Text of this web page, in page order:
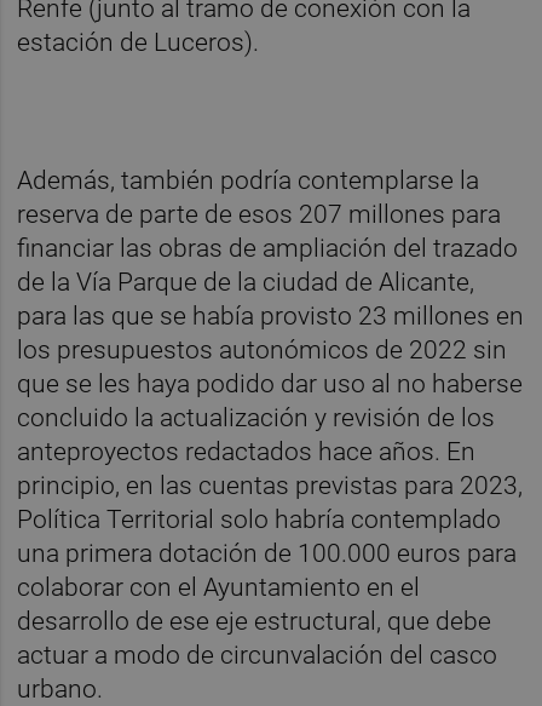
Renfe (junto al tramo de conexión con la
estación de Luceros).
Además, también podría contemplarse la
reserva de parte de esos 207 millones para
financiar las obras de ampliación del trazado
de la Vía Parque de la ciudad de Alicante,
para las que se había provisto 23 millones en
los presupuestos autonómicos de 2022 sin
que se les haya podido dar uso al no haberse
concluido la actualización y revisión de los
anteproyectos redactados hace años. En
principio, en las cuentas previstas para 2023,
Política Territorial solo habría contemplado
una primera dotación de 100.000 euros para
colaborar con el Ayuntamiento en el
desarrollo de ese eje estructural, que debe
actuar a modo de circunvalación del casco
urbano.